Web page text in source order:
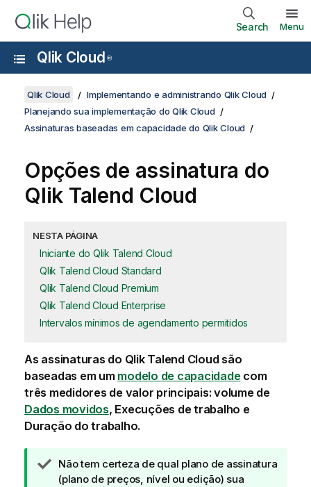
Search Menu
Qlik Cloud ®
Qlik Cloud
Implementando e administrando Qlik Cloud
Planejando sua implementação do Qlik Cloud
Assinaturas baseadas em capacidade do Qlik Cloud
Opções de assinatura do
Qlik Talend Cloud
NESTA PÁGINA
Iniciante do Qlik Talend Cloud
Qlik Talend Cloud Standard
Qlik Talend Cloud Premium
Qlik Talend Cloud Enterprise
Intervalos mínimos de agendamento permitidos
As assinaturas do Qlik Talend Cloudsão
baseadas em um modelo de capacidadecom
três medidores de valor principais: volume de
Dados movidos, Execuções de trabalho e
Duração do trabalho.
N
o
Não tem certeza de qual plano de assinatura
(plano de preços, nível ou edição) sua